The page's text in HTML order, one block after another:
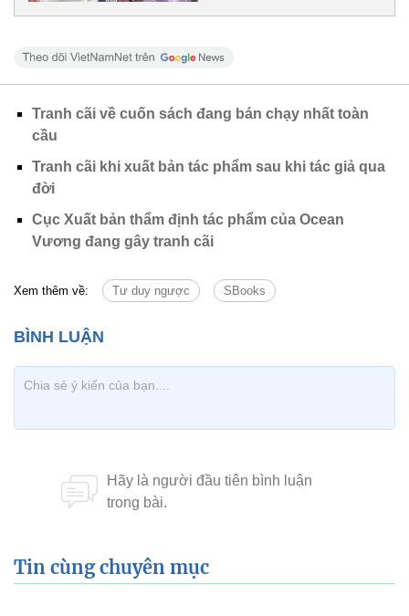
Tranh cãi về cuốn sách đang bán chạy nhất toàn
cầu
Tranh cãi khi xuất bản tác phẩm sau khi tác giả qua
đời
Cục Xuất bản thẩm định tác phẩm của Ocean
Vương đang gây tranh cãi
Xem thêm về: Tư duy ngược SBooks
Tin cùng chuyên mục